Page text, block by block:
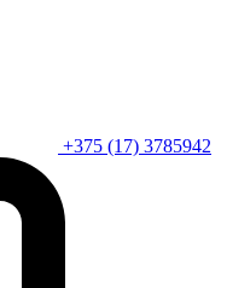
+375 (17) 3785942